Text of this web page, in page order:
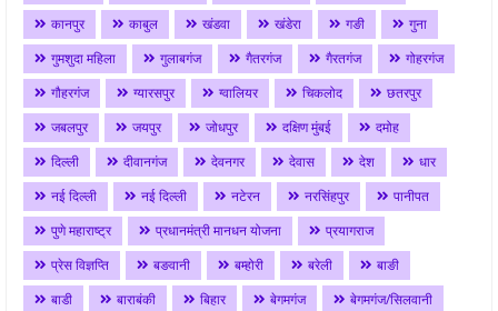
कानपुर
काबुल खंडवा खंडेरा गङी
गुना
गुमशुदा महिला
गुलाबगंज गैतरगंज गैरतगंज
गोहरगंज
गौहरगंज
ग्यारसपुर ग्वालियर चिकलोद
छतरपुर
जबलपुर
जयपुर जोधपुर दक्षिण मुंबई
दमोह
दिल्ली
दीवानगंज देवनगर देवास देश
धार
नई दिल्ली
नई दिल्ली नटेरन नरसिंहपुर
पानीपत
पुणे महाराष्ट्र
प्रधानमंत्री मानधन योजना
प्रयागराज
प्रेस विज्ञप्ति
बङवानी बम्होरी बरेली
बाङी
बाडी
बाराबंकी बिहार बेगमगंज
बेगमगंज/सिलवानी